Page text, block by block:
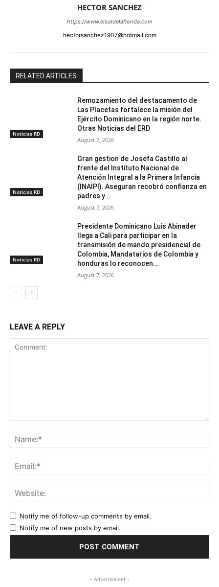
HECTOR SANCHEZ
https://www.elsoldelaflorida.com
hectorsanchez1907@hotmail.com
RELATED ARTICLES
Noticias RD
Remozamiento del destacamento de
Las Placetas fortalece la misión del
Ejército Dominicano en la región norte.
Otras Noticias del ERD
August 7, 2026
Noticias RD
Gran gestion de Josefa Castillo al
frente del Instituto Nacional de
Atención Integral a la Primera Infancia
(INAIPI). Aseguran recobró confianza en
padres y...
August 7, 2026
Noticias RD
Presidente Dominicano Luis Abinader
llega a Cali para participar en la
transmisión de mando presidencial de
Colombia, Mandatarios de Colombia y
honduras lo reconocen...
August 7, 2026
LEAVE A REPLY
Notify me of follow-up comments by email.
Notify me of new posts by email.
- Advertisment -